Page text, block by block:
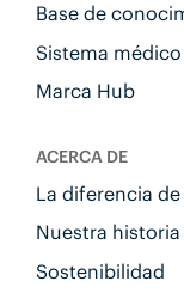
Base de
Sistema
Marca Hub
ACERCA DE
La diferencia
Nuestra historia
Sostenibilidad